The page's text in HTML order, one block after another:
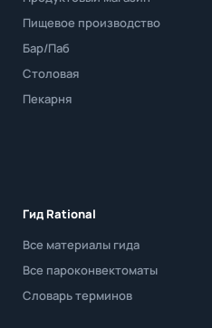
Пищевое производство
Бар/Паб
Столовая
Пекарня
Гид Rational
Все материалы гида
Все пароконвектоматы
Словарь терминов